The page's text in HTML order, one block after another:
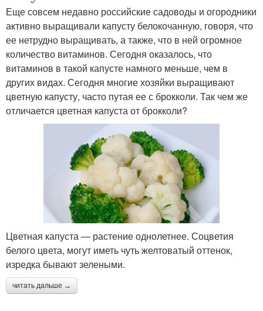
Еще совсем недавно российские садоводы и огородники
активно выращивали капусту белокочанную, говоря, что
ее нетрудно выращивать, а также, что в ней огромное
количество витаминов. Сегодня оказалось, что
витаминов в такой капусте намного меньше, чем в
других видах. Сегодня многие хозяйки выращивают
цветную капусту, часто путая ее с брокколи. Так чем же
отличается цветная капуста от брокколи?
Цветная капуста — растение однолетнее. Соцветия
белого цвета, могут иметь чуть желтоватый оттенок,
изредка бывают зелеными.
читать дальше →